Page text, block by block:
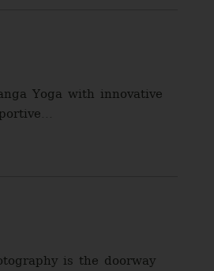
Yoga with innovative
is the doorway